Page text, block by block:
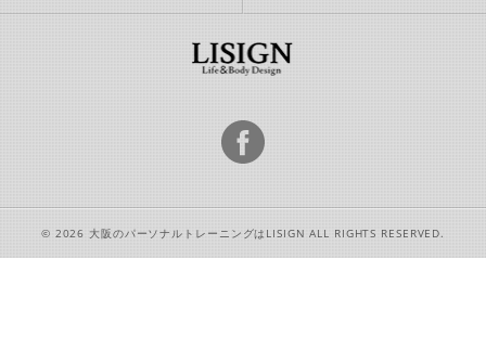
© 2026 大阪のパーソナルトレーニングはLISIGN ALL RIGHTS RESERVED.